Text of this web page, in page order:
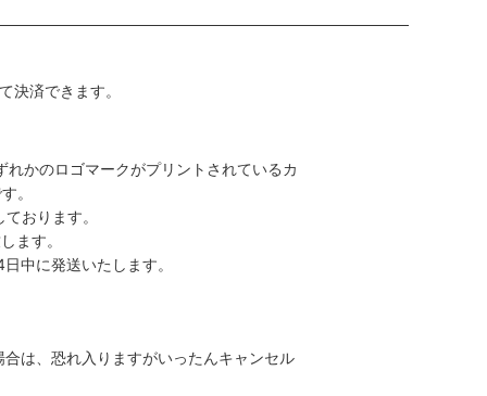
決済できます。
かのロゴマークがプリントされているカ
。
おります。
ます。
中に発送いたします。
は、恐れ入りますがいったんキャンセル